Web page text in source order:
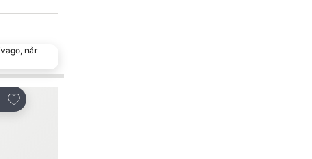
når
Føj til favoritter